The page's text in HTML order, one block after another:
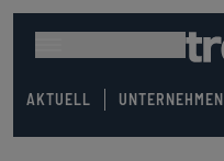
AKTUELL UNTERNEHMEN